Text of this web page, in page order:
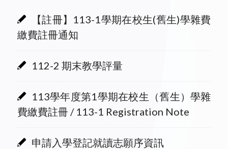
【註冊】113-1學期在校生(舊生)學雜費
繳費註冊通知
112-2 期末教學評量
113學年度第1學期在校生（舊生）學雜
費繳費註冊 / 113-1 Registration Note
申請入學登記就讀志願序資訊